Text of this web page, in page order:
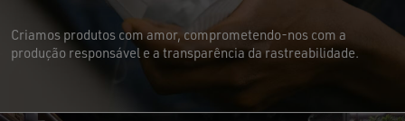
Criamos produtos com amor, comprometendo-nos com a
produção responsável e a transparência da rastreabilidade.